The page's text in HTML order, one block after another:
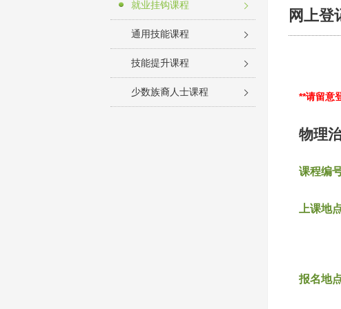
就业挂钩课程
通用技能课程
技能提升课程
少数族裔人士课程
网上登
**请留意
物理
课程编
上课地
报名地